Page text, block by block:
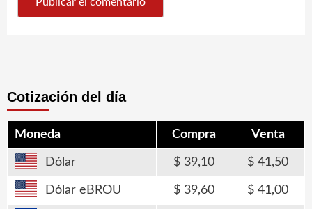
Cotización del día
Moneda Compra Venta
Dólar 39,10 41,50
Dólar eBROU 39,60 41,00